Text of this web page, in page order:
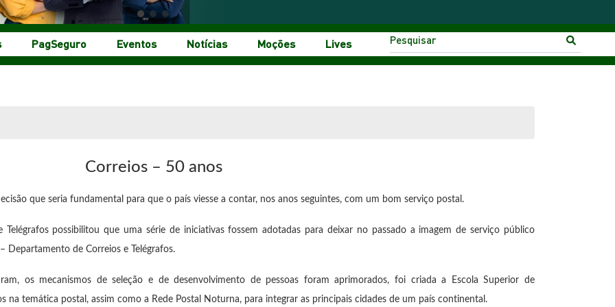
PagSeguro Eventos Notícias Moções Lives
Correios – 50 anos
que seria fundamental para que o país viesse a contar, nos anos seguintes, com um bom serviço postal.
possibilitou que uma série de iniciativas fossem adotadas para deixar no passado a imagem de serviço público
de Correios e Telégrafos.
os mecanismos de seleção e de desenvolvimento de pessoas foram aprimorados, foi criada a Escola Superior de
na temática postal, assim como a Rede Postal Noturna, para integrar as principais cidades de um país continental.